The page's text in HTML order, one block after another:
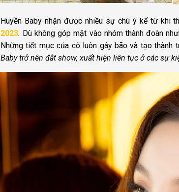
Huyền Baby nhận được nhiều sự chú ý kể từ khi
2023. Dù không góp mặt vào nhóm thành đoàn
Những tiết mục của cô luôn gây bão và tạo thành
Baby trở nên đắt show, xuất hiện liên tục ở các sự